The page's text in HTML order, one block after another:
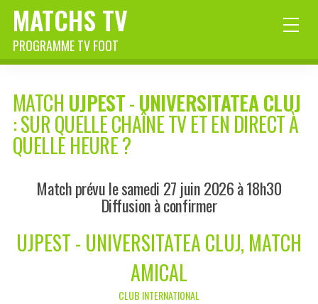
MATCHS TV
PROGRAMME TV FOOT
MATCH UJPEST-UNIVERSITATEA CLUJ
: SUR QUELLE CHAÎNE TV ET EN DIRECT À
QUELLE HEURE ?
Match prévu le samedi 27 juin 2026 à 18h30
Diffusion à confirmer
UJPEST - UNIVERSITATEA CLUJ, MATCH
AMICAL
CLUB INTERNATIONAL